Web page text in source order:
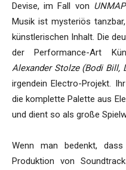
Devise, im Fall von UNMAP
Musik ist mysteriös
künstlerischen Inhalt. Die
der Performance-Art
Alexander Stolze (Bodi Bill,
irgendein Electro-Projekt.
die komplette Palette aus
und dient so als große
Wenn man bedenkt,
Produktion von